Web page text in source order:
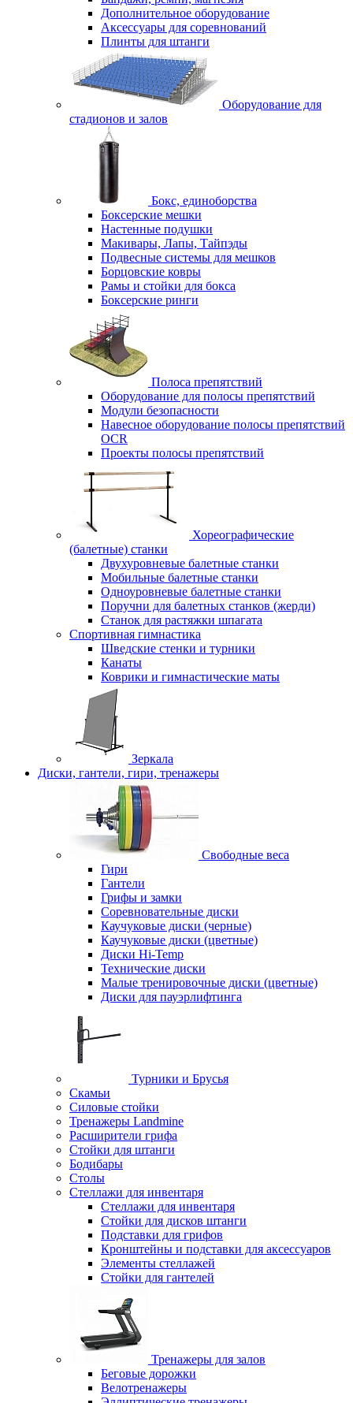
Дополнительное оборудование
Аксессуары для соревнований
Плинты для штанги
Оборудование для
стадионов и залов
Бокс, единоборства
Боксерские мешки
Настенные подушки
Макивары, Лапы, Тайпэды
Подвесные системы для мешков
Борцовские ковры
Рамы и стойки для бокса
Боксерские ринги
Полоса препятствий
Оборудование для полосы препятствий
Модули безопасности
Навесное оборудование полосы препятствий
OCR
Проекты полосы препятствий
Хореографические
(балетные) станки
Двухуровневые балетные станки
Мобильные балетные станки
Одноуровневые балетные станки
Поручни для балетных станков (жерди)
Станок для растяжки шпагата
Спортивная гимнастика
Шведские стенки и турники
Канаты
Коврики и гимнастические маты
Зеркала
Диски, гантели, гири, тренажеры
Свободные веса
Гири
Гантели
Грифы и замки
Соревновательные диски
Каучуковые диски (черные)
Каучуковые диски (цветные)
Диски Hi-Temp
Технические диски
Малые тренировочные диски (цветные)
Диски для пауэрлифтинга
Турники и Брусья
Скамьи
Силовые стойки
Тренажеры Landmine
Расширители грифа
Стойки для штанги
Бодибары
Столы
Стеллажи для инвентаря
Стеллажи для инвентаря
Стойки для дисков штанги
Подставки для грифов
Кронштейны и подставки для аксессуаров
Элементы стеллажей
Стойки для гантелей
Тренажеры для залов
Беговые дорожки
Велотренажеры